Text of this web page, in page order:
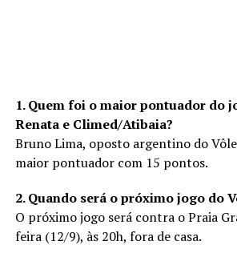
1. Quem foi o maior pontuador do
Renata e Climed/Atibaia?
Bruno Lima, oposto argentino do
maior pontuador com 15 pontos.
2. Quando será o próximo jogo do
O próximo jogo será contra o Praia
feira (12/9), às 20h, fora de casa.